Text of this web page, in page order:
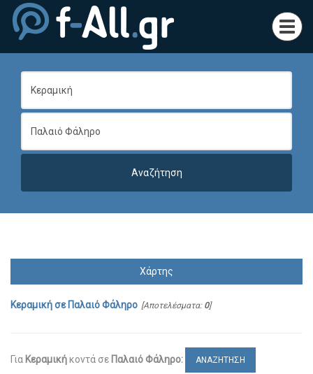
Χάρτης
Κεραμικήσε Παλαιό Φάληρο [Αποτελέσματα: 0]
Για Κεραμικήκοντά σε Παλαιό Φάληρο: ΑΝΑΖΗΤΗΣΗ